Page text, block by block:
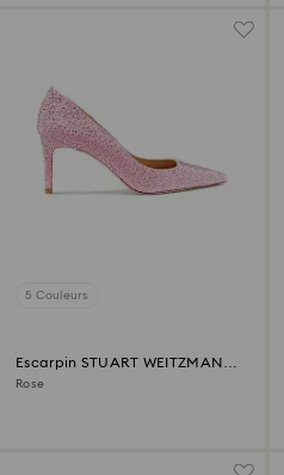
5 Couleurs
Escarpin STUART WEITZMAN
Stuart Power Shine
Rose